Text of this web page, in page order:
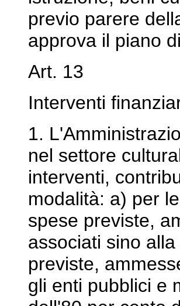
previo parere
approva il piano
Art. 13
Interventi
1.
nel settore
interventi,
modalità: a) per
spese previste,
associati sino
previste,
gli enti pubblici e